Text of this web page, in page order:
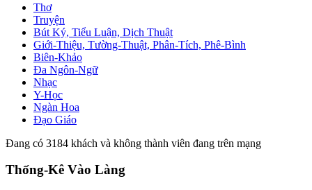
Thơ
Truyện
Bút Ký, Tiểu Luận, Dịch Thuật
Giới-Thiệu, Tường-Thuật, Phân-Tích, Phê-Bình
Biên-Khảo
Đa Ngôn-Ngữ
Nhạc
Y-Học
Ngàn Hoa
Đạo Giáo
Đang có 3184 khách và không thành viên đang trên mạng
Thống-Kê Vào Làng